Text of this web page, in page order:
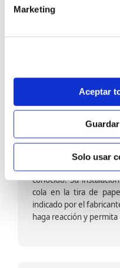
Marketing
Aceptar
Solo usar
barniz
fuegos, se recomienda
dado que el frotar en
colocación es cola
colocación es fácil
Papel pintado calidad
Formado por una
conocido. Su
cola en la tira de
indicado por el
haga reacción y